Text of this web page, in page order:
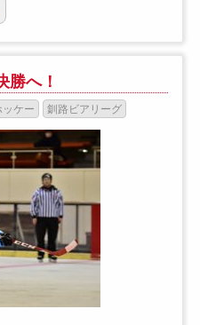
勝へ！
ケー 釧路ビアリーグ